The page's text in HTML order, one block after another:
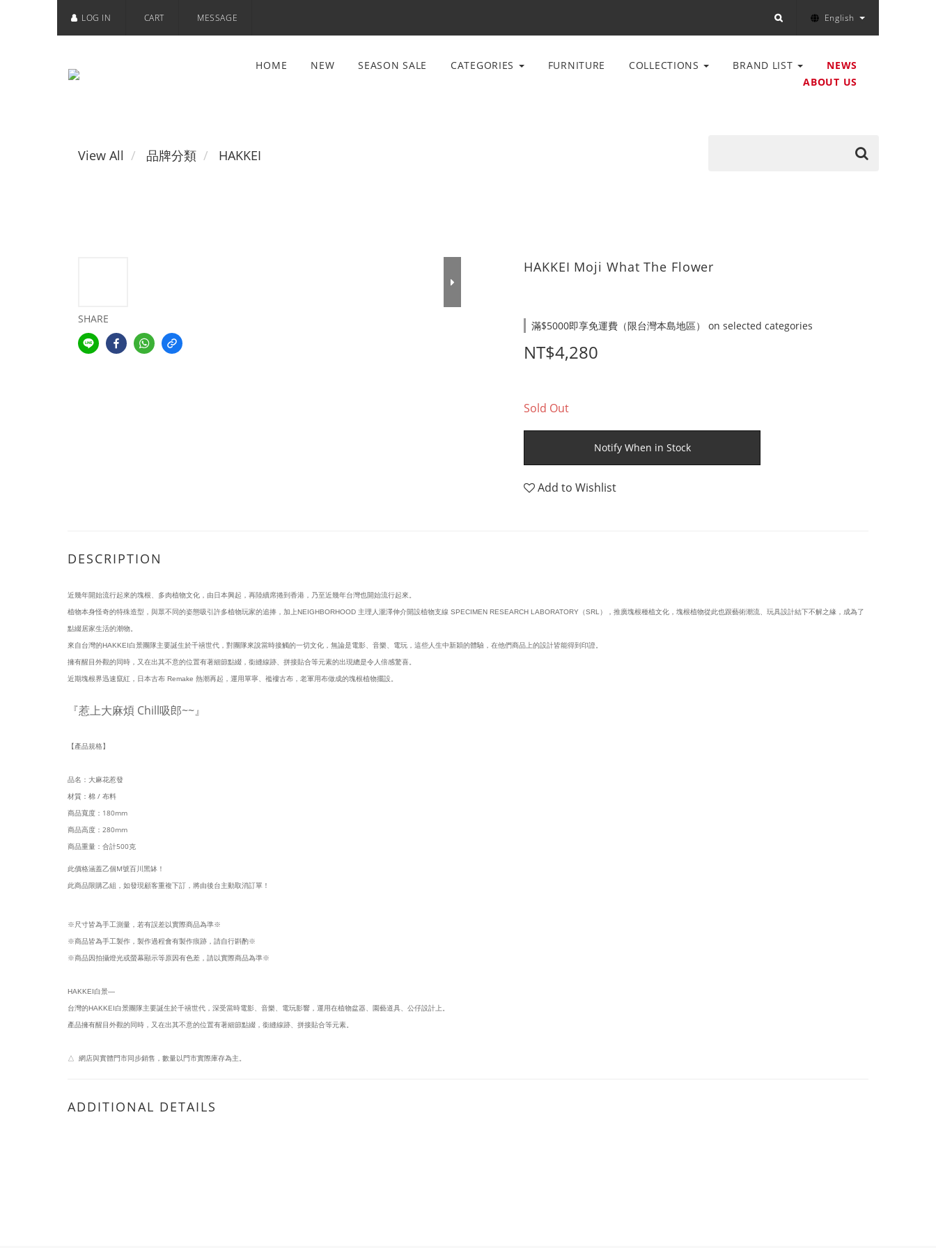
LOG IN CART MESSAGE English
HOME NEW SEASON SALE CATEGORIES FURNITURE COLLECTIONS BRAND LIST
NEWS
ABOUT US
View All 品牌分類 HAKKEI
SHARE
HAKKEI Moji What The Flower
滿$5000即享免運費（限台灣本島地區） on selected categories
NT$4,280
Sold Out
Notify When in Stock
Add to Wishlist
DESCRIPTION
近幾年開始流行起來的塊根、多肉植物文化，由日本興起，再陸續席捲到香港，乃至近幾年台灣也開始流行起來。
植物本身怪奇的特殊造型，與眾不同的姿態吸引許多植物玩家的追捧，加上NEIGHBORHOOD 主理人瀧澤伸介開設植物支線 SPECIMEN RESEARCH LABORATORY（SRL），推廣塊根種植文化，塊根植物從此也跟藝術潮流、玩具設計結下不解之緣，成為了
點綴居家生活的潮物。
來自台灣的HAKKEI白景團隊主要誕生於千禧世代，對團隊來說當時接觸的一切文化，無論是電影、音樂、電玩，這些人生中新穎的體驗，在他們商品上的設計皆能得到印證。
擁有醒目外觀的同時，又在出其不意的位置有著細節點綴，銜縫線跡、拼接貼合等元素的出現總是令人倍感驚喜。
近期塊根界迅速竄紅，日本古布 Remake 熱潮再起，運用單寧、襤褸古布，老軍用布做成的塊根植物擺設。
『惹上大麻煩 Chill吸郎~~』
【產品規格】
品名：大麻花惹發
材質：棉 / 布料
商品寬度：180mm
商品高度：280mm
商品重量：合計500克
此價格涵蓋乙個M號百川黑缽！
此商品限購乙組，如發現顧客重複下訂，將由後台主動取消訂單！
※尺寸皆為手工測量，若有誤差以實際商品為準※
※商品皆為手工製作，製作過程會有製作痕跡，請自行斟酌※
※商品因拍攝燈光或螢幕顯示等原因有色差，請以實際商品為準※
HAKKEI白景—
台灣的HAKKEI白景團隊主要誕生於千禧世代，深受當時電影、音樂、電玩影響，運用在植物盆器、園藝道具、公仔設計上。
產品擁有醒目外觀的同時，又在出其不意的位置有著細節點綴，銜縫線跡、拼接貼合等元素。
△ 網店與實體門市同步銷售，數量以門市實際庫存為主。
ADDITIONAL DETAILS